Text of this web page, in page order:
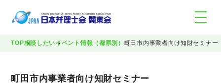
TOP相談したいイベント情報（都県別） 町田市内事業者向け知財セミナー
町田市内事業者向け知財セミナー